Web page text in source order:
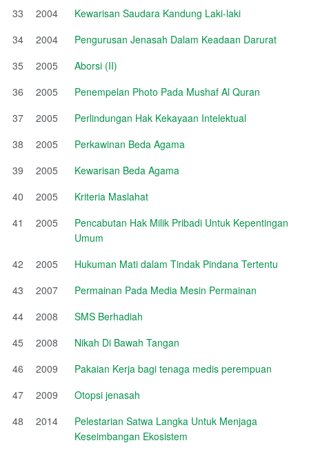
33
2004
Kewarisan Saudara Kandung Laki-laki
34
2004
Pengurusan Jenasah Dalam Keadaan Darurat
35
2005
Aborsi (II)
36
2005
Penempelan Photo Pada Mushaf Al Quran
37
2005
Perlindungan Hak Kekayaan Intelektual
38
2005
Perkawinan Beda Agama
39
2005
Kewarisan Beda Agama
40
2005
Kriteria Maslahat
41
2005
Pencabutan Hak Milik Pribadi Untuk Kepentingan
Umum
42
2005
Hukuman Mati dalam Tindak Pindana Tertentu
43
2007
Permainan Pada Media Mesin Permainan
44
2008
SMS Berhadiah
45
2008
Nikah Di Bawah Tangan
46
2009
Pakaian Kerja bagi tenaga medis perempuan
47
2009
Otopsi jenasah
48
2014
Pelestarian Satwa Langka Untuk Menjaga
Keseimbangan Ekosistem